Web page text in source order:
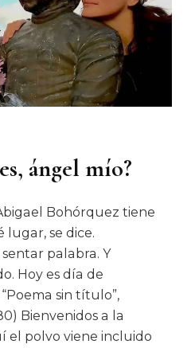
Diputados
De
A
ángel mío?
Bohórquez tiene
lugar, se dice.
palabra. Y
Hoy es día de
sin título”,
Bienvenidos a la
el polvo viene incluido